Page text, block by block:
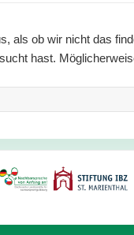
als ob wir nicht das
hast.